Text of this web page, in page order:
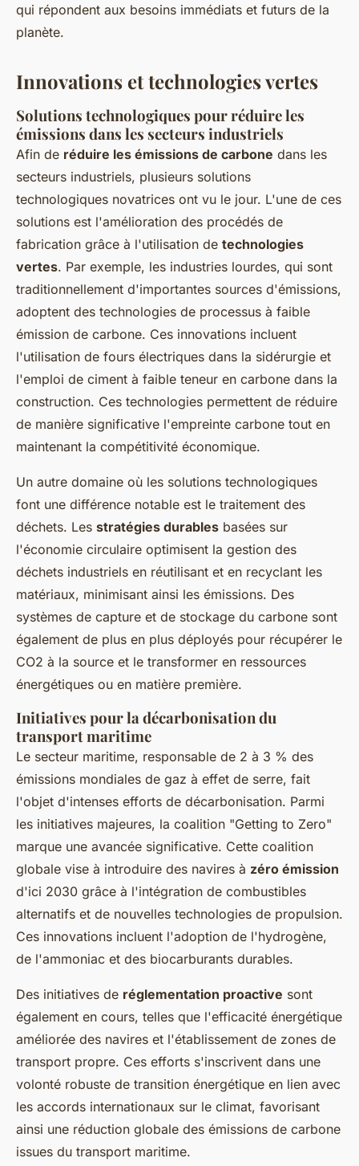
qui répondent aux besoins immédiats et futurs de la
planète.
Innovations et technologies vertes
Solutions technologiques pour réduire les
émissions dans les secteurs industriels
Afin de réduire les émissions de carbone dans les
secteurs industriels, plusieurs solutions
technologiques novatrices ont vu le jour. L'une de ces
solutions est l'amélioration des procédés de
fabrication grâce à l'utilisation de technologies
vertes. Par exemple, les industries lourdes, qui sont
traditionnellement d'importantes sources d'émissions,
adoptent des technologies de processus à faible
émission de carbone. Ces innovations incluent
l'utilisation de fours électriques dans la sidérurgie et
l'emploi de ciment à faible teneur en carbone dans la
construction. Ces technologies permettent de réduire
de manière significative l'empreinte carbone tout en
maintenant la compétitivité économique.
Un autre domaine où les solutions technologiques
font une différence notable est le traitement des
déchets. Les stratégies durables basées sur
l'économie circulaire optimisent la gestion des
déchets industriels en réutilisant et en recyclant les
matériaux, minimisant ainsi les émissions. Des
systèmes de capture et de stockage du carbone sont
également de plus en plus déployés pour récupérer le
CO2 à la source et le transformer en ressources
énergétiques ou en matière première.
Initiatives pour la décarbonisation du
transport maritime
Le secteur maritime, responsable de 2 à 3 % des
émissions mondiales de gaz à effet de serre, fait
l'objet d'intenses efforts de décarbonisation. Parmi
les initiatives majeures, la coalition "Getting to Zero"
marque une avancée significative. Cette coalition
globale vise à introduire des navires à zéro émission
d'ici 2030 grâce à l'intégration de combustibles
alternatifs et de nouvelles technologies de propulsion.
Ces innovations incluent l'adoption de l'hydrogène,
de l'ammoniac et des biocarburants durables.
Des initiatives de réglementation proactive sont
également en cours, telles que l'efficacité énergétique
améliorée des navires et l'établissement de zones de
transport propre. Ces efforts s'inscrivent dans une
volonté robuste de transition énergétique en lien avec
les accords internationaux sur le climat, favorisant
ainsi une réduction globale des émissions de carbone
issues du transport maritime.